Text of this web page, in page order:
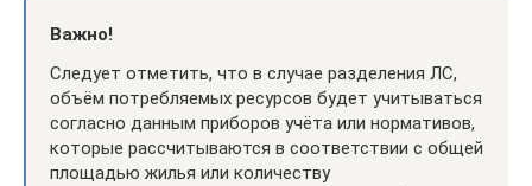
Важно!
Следует отметить, что в случае разделения ЛС,
объём потребляемых ресурсов будет учитываться
согласно данным приборов учёта или нормативов,
которые рассчитываются в соответствии с общей
площадью жилья или количеству